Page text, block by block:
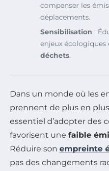
compenser les
déplacements.
Sensibilisation :
enjeux
déchets.
Dans un monde où les
prennent de plus en
essentiel d’adopter des
favorisent une faible
Réduire son empreinte
pas des changements